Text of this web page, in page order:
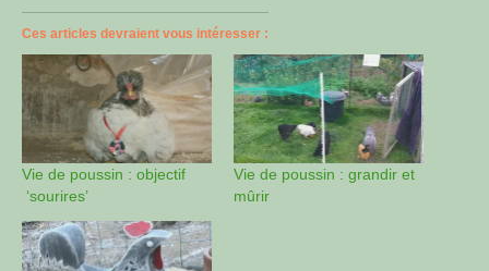
Ces articles devraient vous intéresser :
Vie de poussin : objectif
‘sourires’
Vie de poussin : grandir et
mûrir